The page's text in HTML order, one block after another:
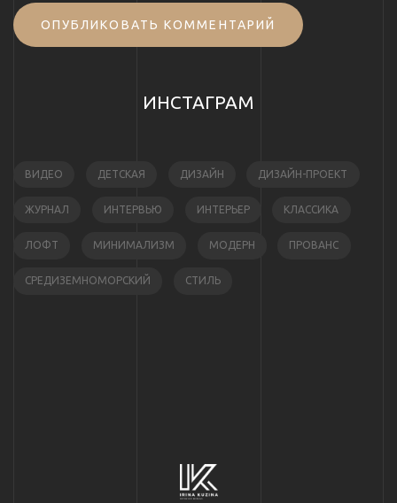
ОПУБЛИКОВАТЬ КОММЕНТАРИЙ
ИНСТАГРАМ
ВИДЕО ДЕТСКАЯ ДИЗАЙН ДИЗАЙН-ПРОЕКТ
ЖУРНАЛ ИНТЕРВЬЮ ИНТЕРЬЕР КЛАССИКА
ЛОФТ МИНИМАЛИЗМ МОДЕРН ПРОВАНС
СРЕДИЗЕМНОМОРСКИЙ СТИЛЬ